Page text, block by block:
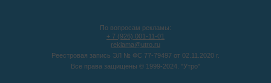
По вопросам рекламы:
+ 7 (926) 001-11-01
reklama@utro.ru
Реестровая запись ЭЛ № ФС 77-79497 от 02.11.2020 г.
Все права защищены © 1999-2024. "Утро"